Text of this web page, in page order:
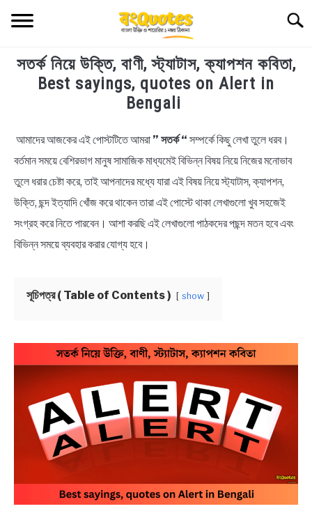
TECHNOLOGY
BIOGRAPHY
EDUCATIONAL
BENGALI WISHES
NEWS
BENGALI LYRICS
BENGALI NAMES
BENGALI STORIES
সতর্ক নিয়ে উক্তি, বাণী, স্ট্যাটাস, ক্যাপশন কবিতা,
Best sayings, quotes on Alert in
Bengali
in
Bengali
Status
আমাদের আজকের এই পোস্টটিতে আমরা ” সতর্ক “ সম্পর্কে কিছু লেখা তুলে ধরব।
বর্তমান সময়ে বেশিরভাগ মানুষ সামাজিক মাধ্যমেই বিভিন্ন বিষয় নিয়ে নিজের মনোভাব
তুলে ধরার চেষ্টা করে, তাই আপনাদের মধ্যে যারা এই বিষয় নিয়ে স্ট্যাটাস, ক্যাপশন,
উক্তি, ছন্দ ইত্যাদি খোঁজ করে থাকেন তারা এই পোস্টে থাকা লেখাগুলো খুব সহজেই
সংগ্রহ করে নিতে পারবেন। আশা করছি এই লেখাগুলো পাঠকদের পছন্দ মতন হবে এবং
বিভিন্ন সময়ে ব্যবহার করার যোগ্য হবে।
সূচিপত্র ( Table of Contents ) show